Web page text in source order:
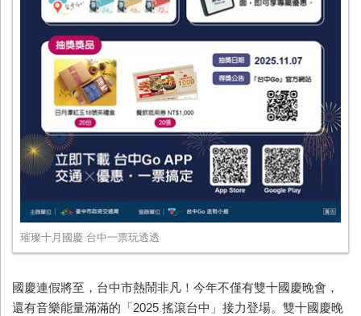
璀璨十月國慶 台中一票玩透透
國慶連假將至，台中市熱鬧非凡！今年不僅有雙十國慶晚會，
還有音樂能量滿滿的「2025 搖滾台中」接力登場。雙十國慶晚